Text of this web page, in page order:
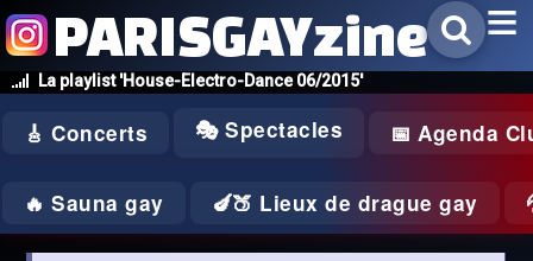
La playlist 'House-Electro-Dance 06/2015'
PARISGAYzine
🎸 Concerts 🎭 Spectacles 📅 Agenda
🔥 Sauna gay 🍆🍑 Lieux de drague gay